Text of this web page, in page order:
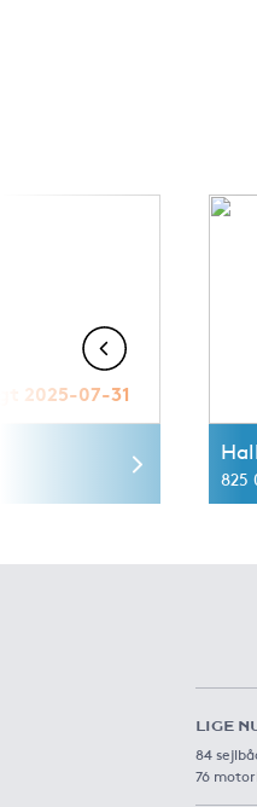
2025-07-31
825
LIGE
84
76